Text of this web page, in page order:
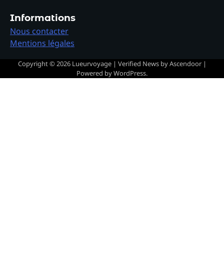
Informations
Nous contacter
Mentions légales
Copyright © 2026 Lueurvoyage| Verified News byAscendoor|
Powered byWordPress.